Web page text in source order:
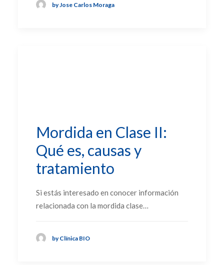
by Jose Carlos Moraga
Mordida en Clase II:
Qué es, causas y
tratamiento
Si estás interesado en conocer información
relacionada con la mordida clase…
by Clínica BIO